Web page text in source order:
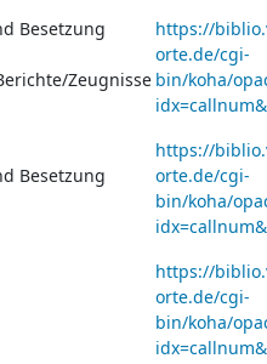
Besetzung
Zeugnisse
https://
orte.de/cgi-
bin/koha/
Besetzung
https://
orte.de/cgi-
bin/koha/
https://
orte.de/cgi-
bin/koha/